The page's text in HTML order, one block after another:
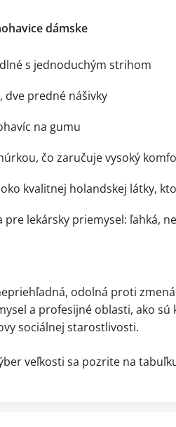
dámske
s jednoduchým strihom
dve predné nášivky
na gumu
čo zaručuje vysoký
kvalitnej holandskej látky,
pre lekársky priemysel: ľahká,
odolná proti
a profesijné oblasti, ako
sociálnej starostlivosti.
veľkosti sa pozrite na